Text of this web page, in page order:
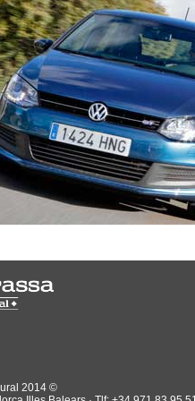
2014 ©